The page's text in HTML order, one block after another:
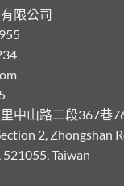
限公司
中山路二段367巷
2, Zhongshan
Taiwan